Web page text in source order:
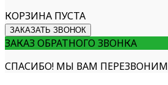
КОРЗИНА ПУСТА
ЗАКАЗАТЬ ЗВОНОК
ЗАКАЗ ОБРАТНОГО ЗВОНКА
СПАСИБО! МЫ ВАМ ПЕРЕЗВОНИМ